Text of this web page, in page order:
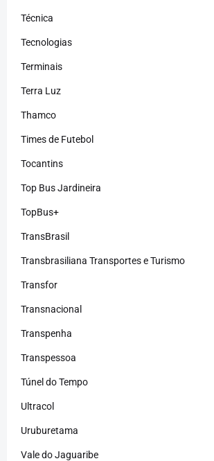
Técnica
Tecnologias
Terminais
Terra Luz
Thamco
Times de Futebol
Tocantins
Top Bus Jardineira
TopBus+
TransBrasil
Transbrasiliana Transportes e Turismo
Transfor
Transnacional
Transpenha
Transpessoa
Túnel do Tempo
Ultracol
Uruburetama
Vale do Jaguaribe